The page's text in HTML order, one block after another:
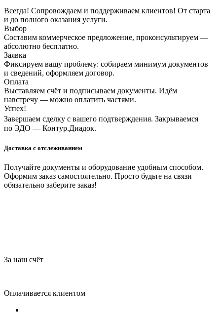
Всегда! Сопровождаем и поддерживаем клиентов! От старта
и до полного оказания услуги.
Выбор
Составим коммерческое предложение, проконсультируем —
абсолютно бесплатно.
Заявка
Фиксируем вашу проблему: собираем минимум документов
и сведений, оформляем договор.
Оплата
Выставляем счёт и подписываем документы. Идём
навстречу — можно оплатить частями.
Успех!
Завершаем сделку с вашего подтверждения. Закрываемся
по ЭДО — Контур.Диадок.
Доставка с отслеживанием
Получайте документы и оборудование удобным способом.
Оформим заказ самостоятельно. Просто будьте на связи —
обязательно заберите заказ!
За наш счёт
Оплачивается клиентом